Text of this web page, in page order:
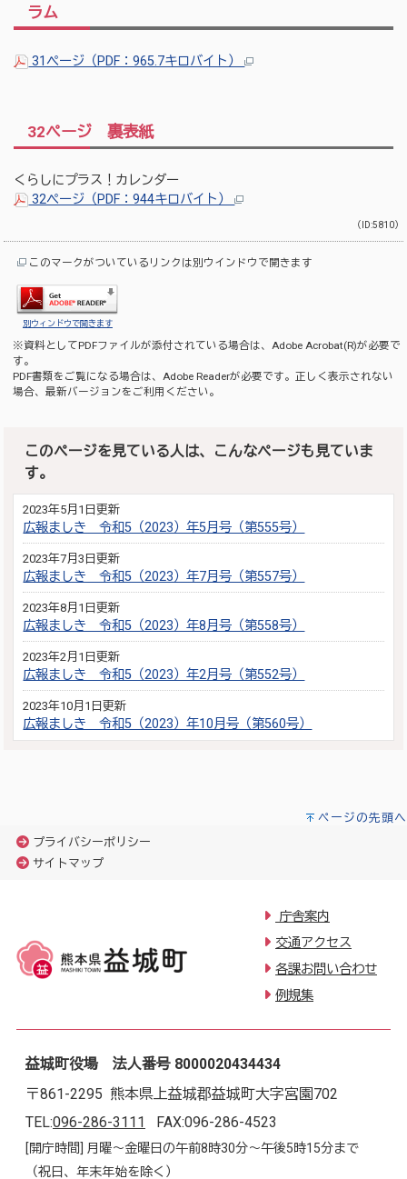
ラム
31ページ（PDF：965.7キロバイト）
32ページ 裏表紙
くらしにプラス！カレンダー
32ページ（PDF：944キロバイト）
（ID:5810）
このマークがついているリンクは別ウインドウで開きます
別ウィンドウで開きます
※資料としてPDFファイルが添付されている場合は、Adobe Acrobat(R)が必要で
す。
PDF書類をご覧になる場合は、Adobe Readerが必要です。正しく表示されない
場合、最新バージョンをご利用ください。
このページを見ている人は、こんなページも見ていま
す。
2023年5月1日更新
広報ましき 令和5（2023）年5月号（第555号）
2023年7月3日更新
広報ましき 令和5（2023）年7月号（第557号）
2023年8月1日更新
広報ましき 令和5（2023）年8月号（第558号）
2023年2月1日更新
広報ましき 令和5（2023）年2月号（第552号）
2023年10月1日更新
広報ましき 令和5（2023）年10月号（第560号）
ページの先頭へ
プライバシーポリシー
サイトマップ
庁舎案内
交通アクセス
各課お問い合わせ
例規集
益城町役場 法人番号 8000020434434
〒861-2295 熊本県上益城郡益城町大字宮園702
TEL:096-286-3111 FAX:096-286-4523
[開庁時間] 月曜～金曜日の午前8時30分～午後5時15分まで
（祝日、年末年始を除く）